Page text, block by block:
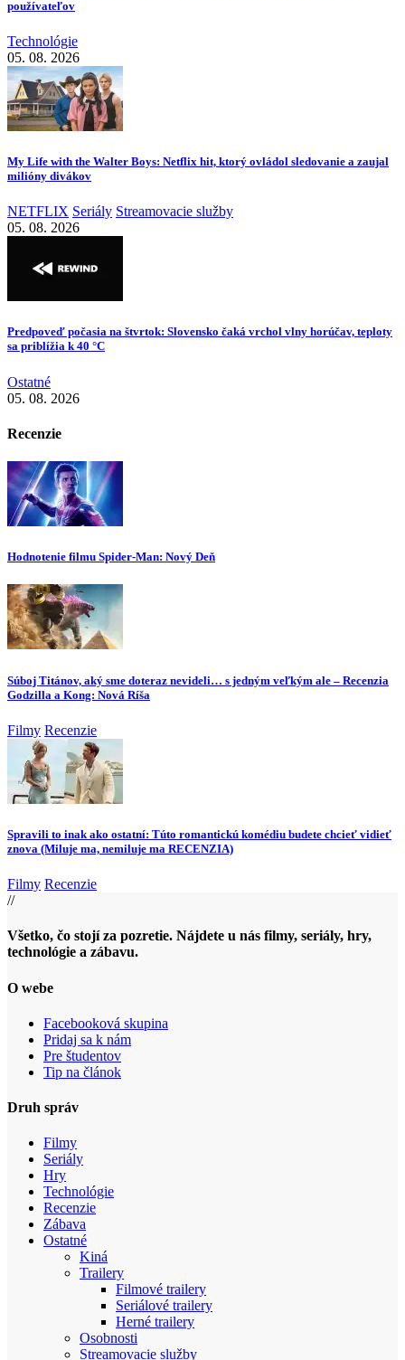
používateľov
Technológie
05. 08. 2026
My Life with the Walter Boys: Netflix hit, ktorý ovládol sledovanie a zaujal
milióny divákov
NETFLIX Seriály Streamovacie služby
05. 08. 2026
Predpoveď počasia na štvrtok: Slovensko čaká vrchol vlny horúčav, teploty
sa priblížia k 40 °C
Ostatné
05. 08. 2026
Recenzie
Hodnotenie filmu Spider-Man: Nový Deň
Súboj Titánov, aký sme doteraz nevideli… s jedným veľkým ale – Recenzia
Godzilla a Kong: Nová Ríša
Filmy Recenzie
Spravili to inak ako ostatní: Túto romantickú komédiu budete chcieť vidieť
znova (Miluje ma, nemiluje ma RECENZIA)
Filmy Recenzie
//
Všetko, čo stojí za pozretie. Nájdete u nás filmy, seriály, hry,
technológie a zábavu.
O webe
Facebooková skupina
Pridaj sa k nám
Pre študentov
Tip na článok
Druh správ
Filmy
Seriály
Hry
Technológie
Recenzie
Zábava
Ostatné
Kiná
Trailery
Filmové trailery
Seriálové trailery
Herné trailery
Osobnosti
Streamovacie služby